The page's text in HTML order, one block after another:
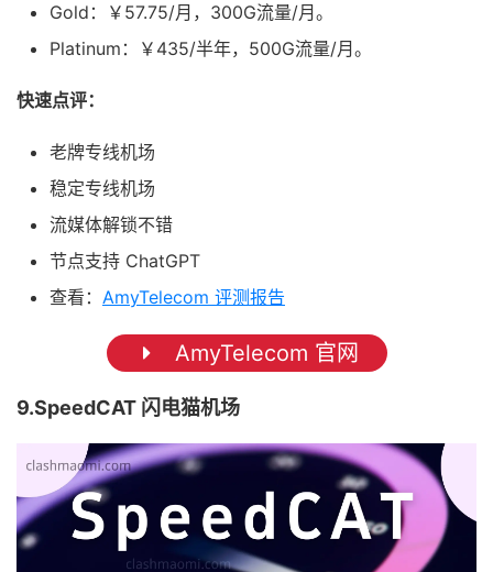
Gold：￥57.75/月，300G流量/月。
Platinum：￥435/半年，500G流量/月。
快速点评：
老牌专线机场
稳定专线机场
流媒体解锁不错
节点支持 ChatGPT
查看： AmyTelecom 评测报告
AmyTelecom 官网
9.SpeedCAT 闪电猫机场